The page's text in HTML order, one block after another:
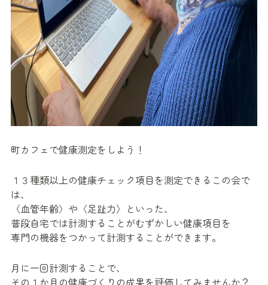
町カフェで健康測定をしよう！
１３種類以上の健康チェック項目を測定できるこの会で
は、
〈血管年齢〉や〈足趾力〉といった、
普段自宅では計測することがむずかしい健康項目を
専門の機器をつかって計測することができます。
月に一回計測することで、
その１か月の健康づくりの成果を評価してみませんか？